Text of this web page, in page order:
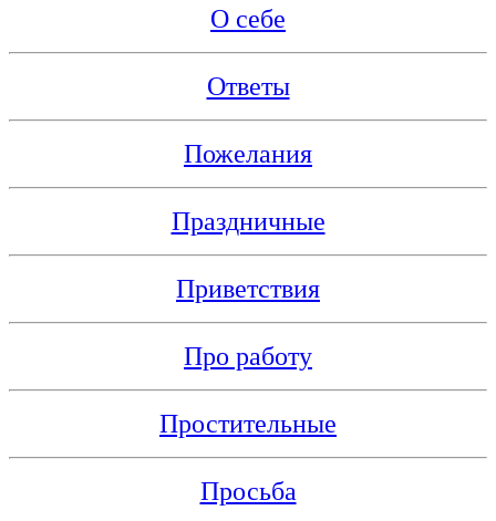
О себе
Ответы
Пожелания
Праздничные
Приветствия
Про работу
Простительные
Просьба